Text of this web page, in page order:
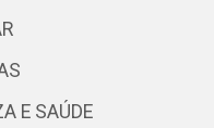
E SAÚDE